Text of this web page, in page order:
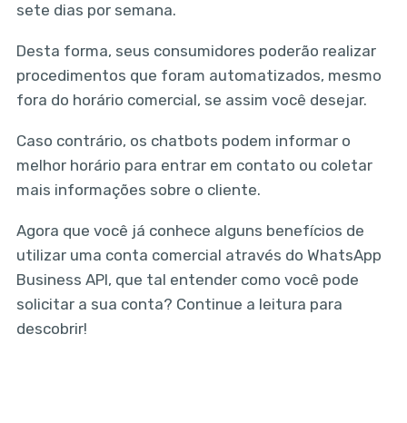
sete dias por semana.
Desta forma, seus consumidores poderão realizar
procedimentos que foram automatizados, mesmo
fora do horário comercial, se assim você desejar.
Caso contrário, os chatbots podem informar o
melhor horário para entrar em contato ou coletar
mais informações sobre o cliente.
Agora que você já conhece alguns benefícios de
utilizar uma conta comercial através do WhatsApp
Business API, que tal entender como você pode
solicitar a sua conta? Continue a leitura para
descobrir!